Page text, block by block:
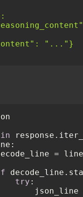
"..."}
in
=
try :